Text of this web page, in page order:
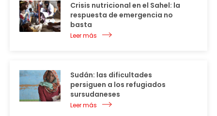
Crisis nutricional en el Sahel: la
respuesta de emergencia no
basta
Leer más
Sudán: las dificultades
persiguen a los refugiados
sursudaneses
Leer más